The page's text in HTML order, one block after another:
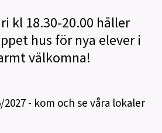
kl 18.30-20.00 håller
hus för nya elever i
välkomna!
- kom och se våra lokaler